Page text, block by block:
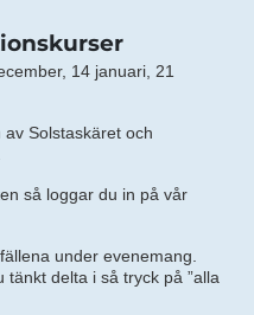
14 januari, 21
Solstaskäret och
så loggar du in på vår
under evenemang.
tänkt delta i så tryck på ”alla